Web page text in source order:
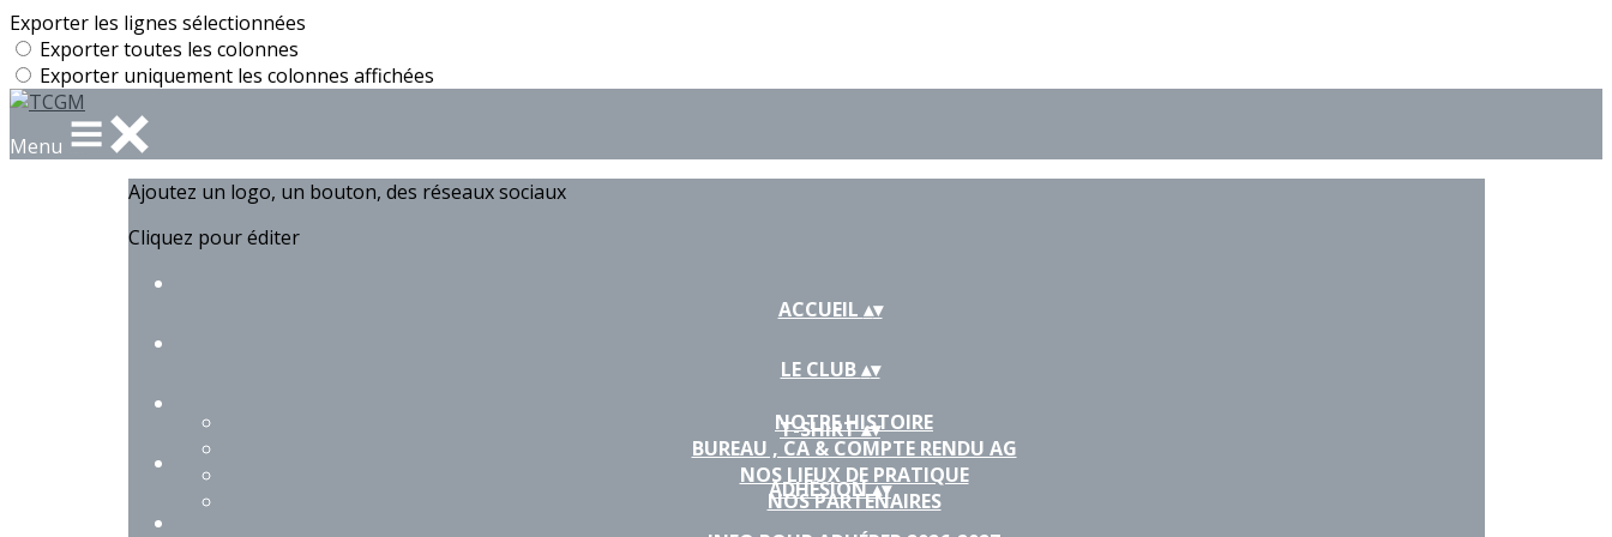
Exporter les lignes sélectionnées
Exporter toutes les colonnes
Exporter uniquement les colonnes affichées
Menu
Ajoutez un logo, un bouton, des réseaux sociaux
Cliquez pour éditer
ACCUEIL ▴▾
LE CLUB▴▾
NOTRE HISTOIRE
BUREAU , CA & COMPTE RENDU AG
NOS LIEUX DE PRATIQUE
NOS PARTENAIRES
T-SHIRT▴▾
ADHÉSION▴▾